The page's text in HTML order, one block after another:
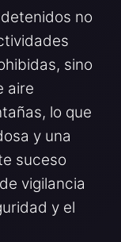
no
sino
aire
lo que
y una
suceso
vigilancia
y el